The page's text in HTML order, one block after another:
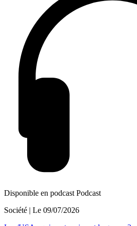
Disponible en podcast Podcast
Société | Le 09/07/2026